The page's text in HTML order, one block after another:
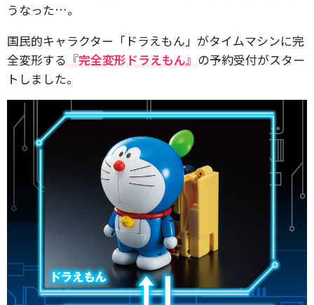
うなった…。
国民的キャラクター「ドラえもん」がタイムマシンに完
全変形する 『完全変形ドラえもん』 の予約受付がスター
トしました。